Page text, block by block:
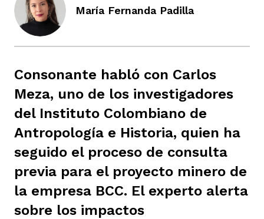
María Fernanda Padilla
Consonante habló con Carlos
Meza, uno de los investigadores
del Instituto Colombiano de
Antropología e Historia, quien ha
seguido el proceso de consulta
previa para el proyecto minero de
la empresa BCC. El experto alerta
sobre los impactos
de Atrato
fórmula
de estilo
equipo
periodistas locales